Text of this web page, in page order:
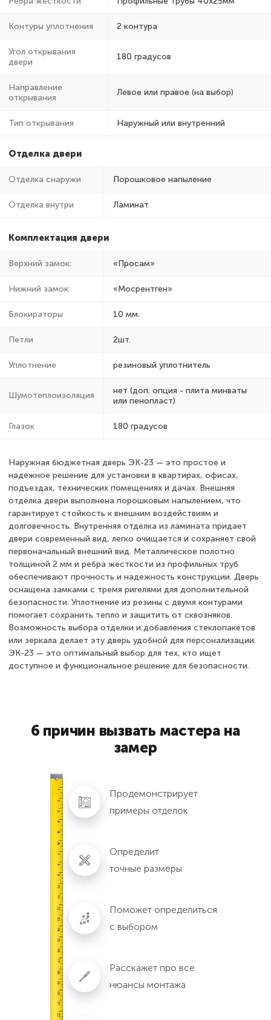
Контуры уплотнения 2 контура
Угол открывания
двери
180 градусов
Направление
открывания
Левое или правое (на выбор)
Тип открывания Наружный или внутренний
Отделка двери
Отделка снаружи Порошковое напыление
Отделка внутри Ламинат
Комплектация двери
Верхний замок: «Просам»
Нижний замок: «Мосрентген»
Блокираторы 10 мм.
Петли 2шт.
Уплотнение резиновый уплотнитель
Шумотеплоизоляция
нет (доп. опция - плита минваты
или пенопласт)
Глазок 180 градусов
Наружная бюджетная дверь ЭК-23 — это простое и
надежное решение для установки в квартирах, офисах,
подъездах, технических помещениях и дачах. Внешняя
отделка двери выполнена порошковым напылением, что
гарантирует стойкость к внешним воздействиям и
долговечность. Внутренняя отделка из ламината придает
двери современный вид, легко очищается и сохраняет свой
первоначальный внешний вид. Металлическое полотно
толщиной 2 мм и ребра жесткости из профильных труб
обеспечивают прочность и надежность конструкции. Дверь
оснащена замками с тремя ригелями для дополнительной
безопасности. Уплотнение из резины с двумя контурами
помогает сохранить тепло и защитить от сквозняков.
Возможность выбора отделки и добавления стеклопакетов
или зеркала делает эту дверь удобной для персонализации.
ЭК-23 — это оптимальный выбор для тех, кто ищет
доступное и функциональное решение для безопасности.
6 причин вызвать мастера на
замер
Продемонстрирует
примеры отделок
Определит
точные размеры
Поможет определиться
с выбором
Расскажет про все
нюансы монтажа